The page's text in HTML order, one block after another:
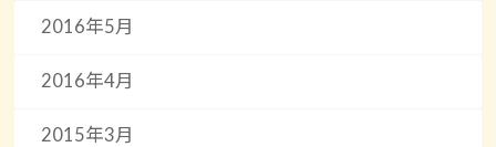
2016年5月
2016年4月
2015年3月